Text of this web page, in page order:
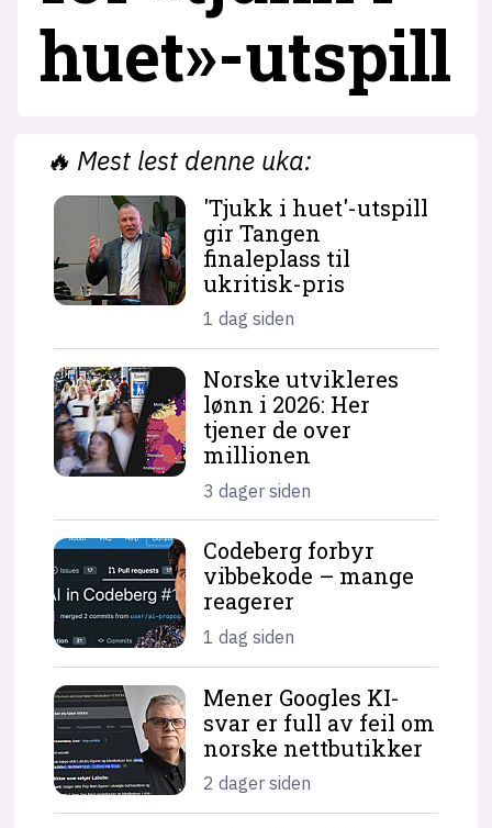
huet»-utspill
🔥 Mest lest denne uka:
'Tjukk i huet'-utspill
gir Tangen
finaleplass til
ukritisk-pris
1 dag siden
Norske utvikleres
lønn i 2026: Her
tjener de over
millionen
3 dager siden
Codeberg forbyr
vibbekode – mange
reagerer
1 dag siden
Mener Googles KI-
svar er full av feil om
norske nettbutikker
2 dager siden